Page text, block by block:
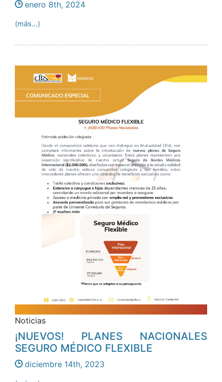
enero 8th, 2024
(más…)
Noticias
¡NUEVOS! PLANES NACIONALES
SEGURO MÉDICO FLEXIBLE
diciembre 14th, 2023